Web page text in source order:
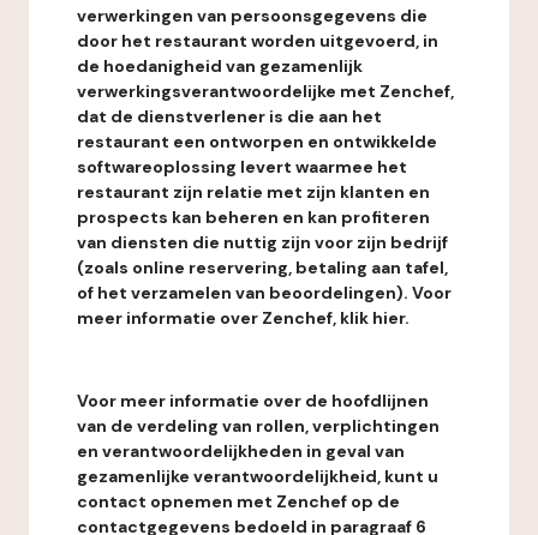
verwerkingen van persoonsgegevens die
door het restaurant worden uitgevoerd, in
de hoedanigheid van gezamenlijk
verwerkingsverantwoordelijke met Zenchef,
dat de dienstverlener is die aan het
restaurant een ontworpen en ontwikkelde
softwareoplossing levert waarmee het
restaurant zijn relatie met zijn klanten en
prospects kan beheren en kan profiteren
van diensten die nuttig zijn voor zijn bedrijf
(zoals online reservering, betaling aan tafel,
of het verzamelen van beoordelingen). Voor
meer informatie over Zenchef, klik hier.
Voor meer informatie over de hoofdlijnen
van de verdeling van rollen, verplichtingen
en verantwoordelijkheden in geval van
gezamenlijke verantwoordelijkheid, kunt u
contact opnemen met Zenchef op de
contactgegevens bedoeld in paragraaf 6